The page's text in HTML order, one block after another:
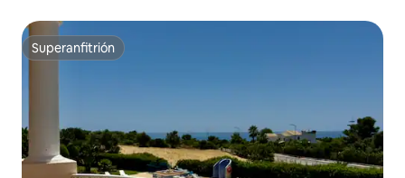
Superanfitrión
Superanfitrión